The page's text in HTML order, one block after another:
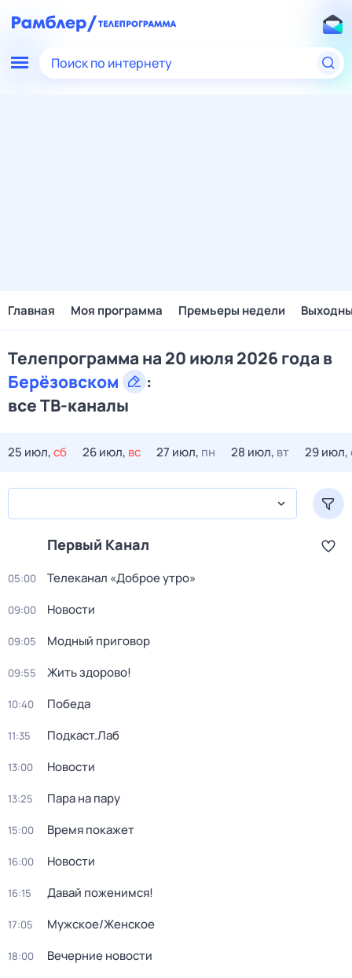
Поиск по интернету
Главная Моя программа Премьеры недели
Телепрограмма на 20 июля 2026 года в
Берёзовском
:
все ТВ-каналы
25 июл,сб 26 июл, вс 27 июл, пн 28 июл, вт 29 июл,
Первый Канал
05:00 Телеканал «Доброе утро»
09:00 Новости
09:05 Модный приговор
09:55 Жить здорово!
10:40 Победа
11:35 Подкаст.Лаб
13:00 Новости
13:25 Пара на пару
15:00 Время покажет
16:00 Новости
16:15 Давай поженимся!
17:05 Мужское/Женское
18:00 Вечерние новости